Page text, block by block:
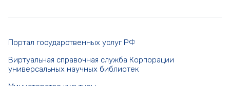
Портал государственных услуг РФ
Виртуальная справочная служба Корпорации
универсальных научных библиотек